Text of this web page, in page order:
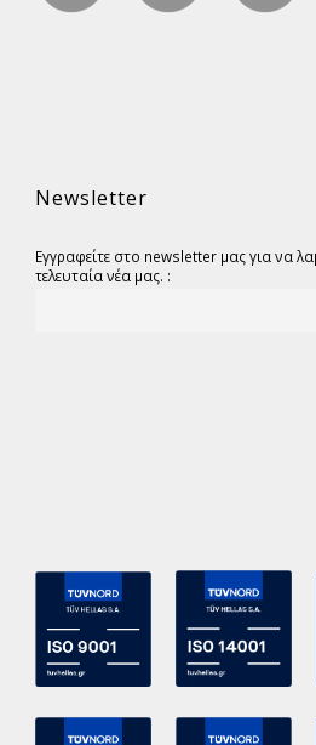
Newsletter
Εγγραφείτε στο newsletter μας για να
τελευταία νέα μας. :